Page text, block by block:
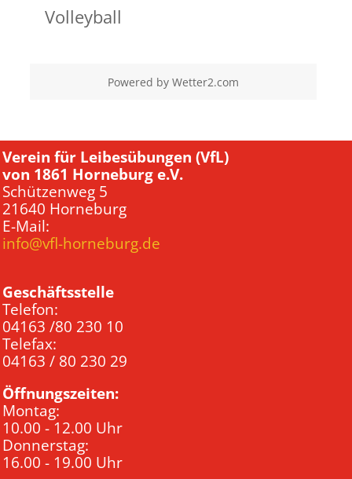
Volleyball
Powered by Wetter2.com
Verein für Leibesübungen (VfL)
von 1861 Horneburg e.V.
Schützenweg 5
21640 Horneburg
E-Mail:
info@vfl-horneburg.de
Geschäftsstelle
Telefon:
04163 /80 230 10
Telefax:
04163 / 80 230 29
Öffnungszeiten:
Montag:
10.00 - 12.00 Uhr
Donnerstag:
16.00 - 19.00 Uhr